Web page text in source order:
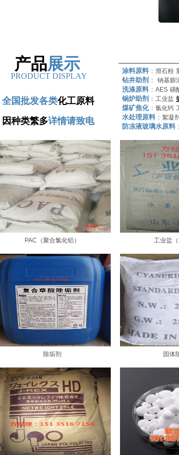
PAC（聚合氯化铝） 工业盐（
除垢剂 固体
产品展示
PRODUCT DISPLAY
全国批发各类化工原料
因种类繁多详情请致电
涂料原料： 滑石粉
钻井助剂 ： 钠基膨
洗涤原料： AES 磺
锅炉助剂 ： 工业盐
煤矿焦化： 氯化钙
水处理原料： 絮凝剂
防冻液玻璃水原料：